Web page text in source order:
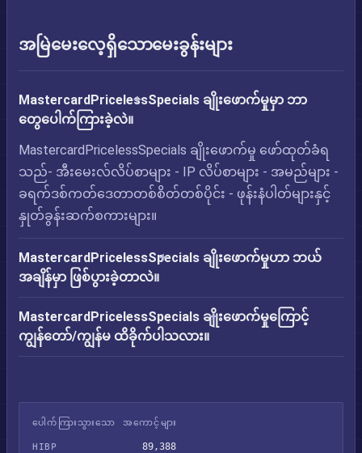
အမြဲမေးလေ့ရှိသောမေးခွန်းများ
MastercardPricelessSpecials ချိုးဖောက်မှုမှာ ဘာ
တွေပေါက်ကြားခဲ့လဲ။
MastercardPricelessSpecials ချိုးဖောက်မှု ဖော်ထုတ်ခံရ
သည်- အီးမေးလ်လိပ်စာများ - IP လိပ်စာများ - အမည်များ -
ခရက်ဒစ်ကတ်ဒေတာတစ်စိတ်တစ်ပိုင်း - ဖုန်းနံပါတ်များနှင့်
နှုတ်ခွန်းဆက်စကားများ။
MastercardPricelessSpecials ချိုးဖောက်မှုဟာ ဘယ်
အချိန်မှာ ဖြစ်ပွားခဲ့တာလဲ။
MastercardPricelessSpecials ချိုးဖောက်မှုကြောင့်
ကျွန်တော်/ကျွန်မ ထိခိုက်ပါသလား။
ပေါက်ကြားသွားသော အကောင့်များ
HIBP 89,388